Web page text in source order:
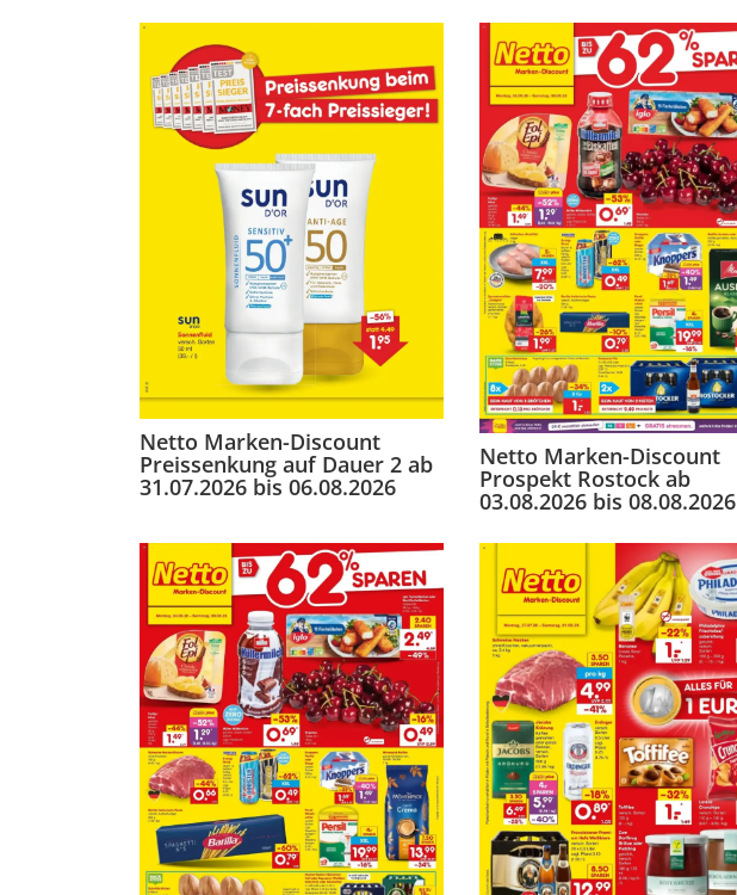
Netto Marken-Discount
Preissenkung auf Dauer 2 ab
31.07.2026 bis 06.08.2026
Netto Marken-Discount
Prospekt Rostock ab
03.08.2026 bis 08.08.2026